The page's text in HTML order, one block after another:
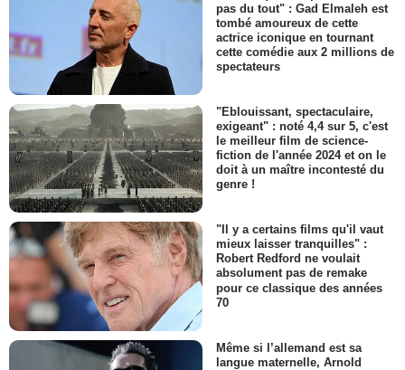
pas du tout" : Gad Elmaleh est
tombé amoureux de cette
actrice iconique en tournant
cette comédie aux 2 millions de
spectateurs
"Eblouissant, spectaculaire,
exigeant" : noté 4,4 sur 5, c'est
le meilleur film de science-
fiction de l'année 2024 et on le
doit à un maître incontesté du
genre !
"Il y a certains films qu'il vaut
mieux laisser tranquilles" :
Robert Redford ne voulait
absolument pas de remake
pour ce classique des années
70
Même si l’allemand est sa
langue maternelle, Arnold